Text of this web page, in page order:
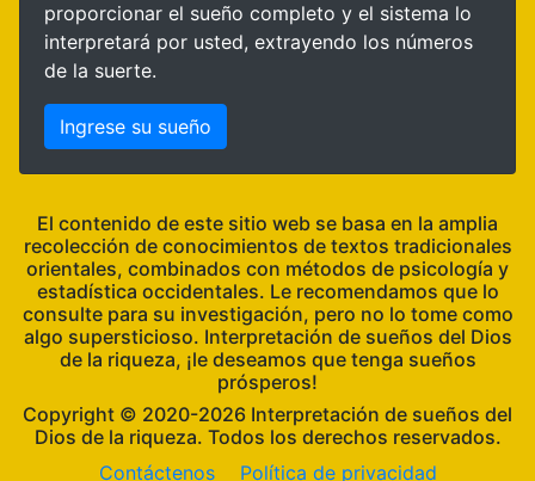
proporcionar el sueño completo y el sistema lo
interpretará por usted, extrayendo los números
de la suerte.
Ingrese su sueño
El contenido de este sitio web se basa en la amplia
recolección de conocimientos de textos tradicionales
orientales, combinados con métodos de psicología y
estadística occidentales. Le recomendamos que lo
consulte para su investigación, pero no lo tome como
algo supersticioso. Interpretación de sueños del Dios
de la riqueza, ¡le deseamos que tenga sueños
prósperos!
Copyright ©
Interpretación de sueños del
Dios de la riqueza. Todos los derechos reservados.
Contáctenos
Política de privacidad